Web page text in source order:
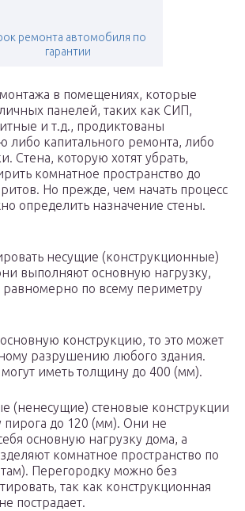
ремонта автомобиля по
гарантии
в помещениях, которые
панелей, таких как СИП,
и т.д., продиктованы
либо капитального ремонта, либо
Стена, которую хотят убрать,
комнатное пространство до
Но прежде, чем начать процесс
определить назначение стены.
несущие (конструкционные)
выполняют основную нагрузку,
равномерно по всему периметру
конструкцию, то это может
разрушению любого здания.
иметь толщину до 400 (мм).
(ненесущие) стеновые конструкции
до 120 (мм). Они не
основную нагрузку дома, а
комнатное пространство по
Перегородку можно без
так как конструкционная
пострадает.